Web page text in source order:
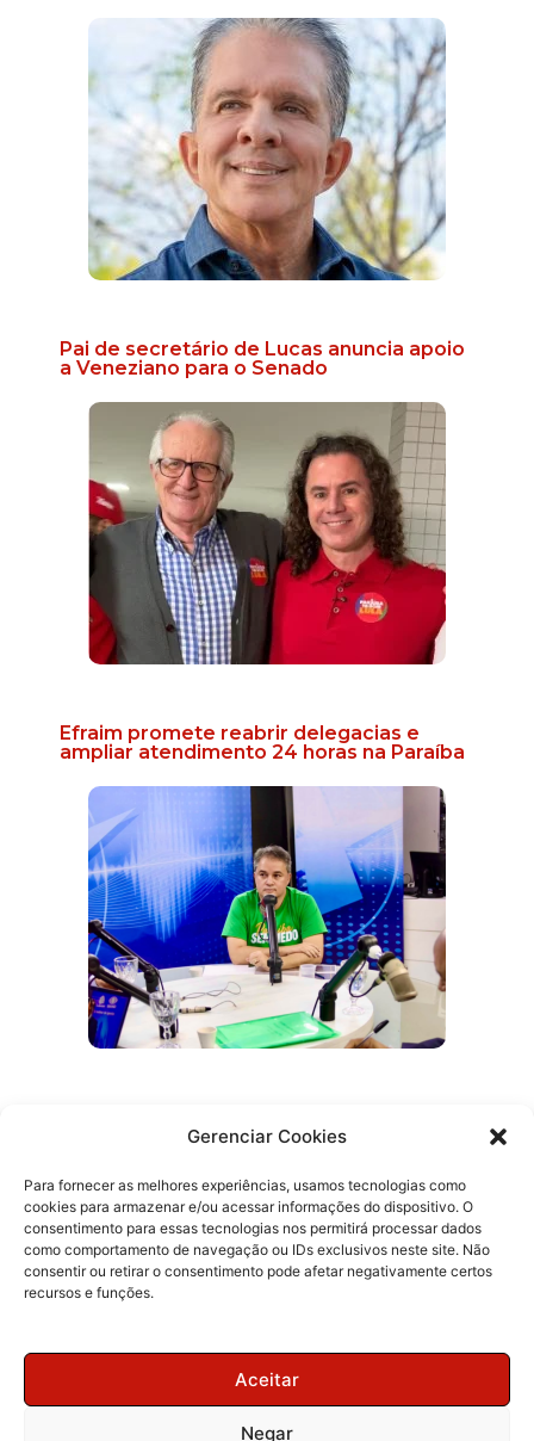
Gerenciar Cookies
Para fornecer as melhores experiências, usamos tecnologias como
cookies para armazenar e/ou acessar informações do dispositivo. O
consentimento para essas tecnologias nos permitirá processar dados
como comportamento de navegação ou IDs exclusivos neste site. Não
consentir ou retirar o consentimento pode afetar negativamente certos
recursos e funções.
Aceitar
Negar
Pai de secretário de Lucas anuncia apoio
a Veneziano para o Senado
Efraim promete reabrir delegacias e
ampliar atendimento 24 horas na Paraíba
anuncia apoio a Efraim para Governo do